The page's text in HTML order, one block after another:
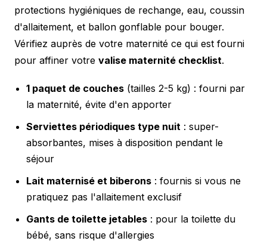
protections hygiéniques de rechange, eau, coussin
d'allaitement, et ballon gonflable pour bouger.
Vérifiez auprès de votre maternité ce qui est fourni
pour affiner votre valise maternité checklist.
1 paquet de couches (tailles 2-5 kg) : fourni par
la maternité, évite d'en apporter
Serviettes périodiques type nuit : super-
absorbantes, mises à disposition pendant le
séjour
Lait maternisé et biberons : fournis si vous ne
pratiquez pas l'allaitement exclusif
Gants de toilette jetables : pour la toilette du
bébé, sans risque d'allergies